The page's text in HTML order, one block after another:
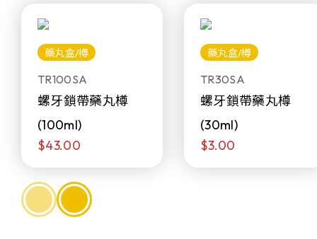
藥丸盒/樽
TR100SA
螺牙鎖帶藥丸樽
(100ml)
$43.00
藥丸盒/樽
TR30SA
螺牙鎖帶藥丸樽
(30ml)
$3.00